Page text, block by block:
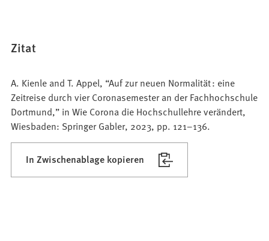
Zitat
A. Kienle and T. Appel, “Auf zur neuen Normalität : eine
Zeitreise durch vier Coronasemester an der Fachhochschule
Dortmund,” in Wie Corona die Hochschullehre verändert,
Wiesbaden: Springer Gabler, 2023, pp. 121–136.
In Zwischenablage kopieren